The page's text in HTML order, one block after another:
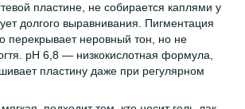
пластине, не собирается каплями у
долгого выравнивания. Пигментация
перекрывает неровный тон, но не
pH 6,8 — низкокислотная формула,
пластину даже при регулярном